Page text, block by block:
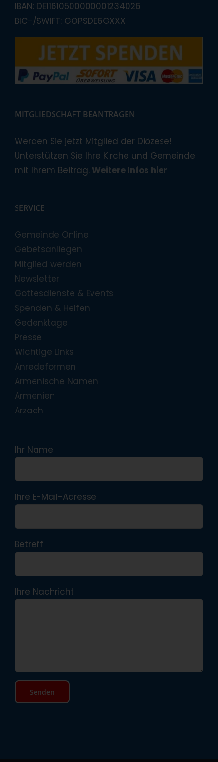
IBAN: DE11610500000001234026
BIC-/SWIFT: GOPSDE6GXXX
MITGLIEDSCHAFT BEANTRAGEN
Werden Sie jetzt Mitglied der Diözese!
Unterstützen Sie Ihre Kirche und Gemeinde
mit Ihrem Beitrag. Weitere Infos hier
SERVICE
Gemeinde Online
Gebetsanliegen
Mitglied werden
Newsletter
Gottesdienste & Events
Spenden & Helfen
Gedenktage
Presse
Wichtige Links
Anredeformen
Armenische Namen
Armenien
Arzach
Ihr Name
Ihre E-Mail-Adresse
Betreff
Ihre Nachricht